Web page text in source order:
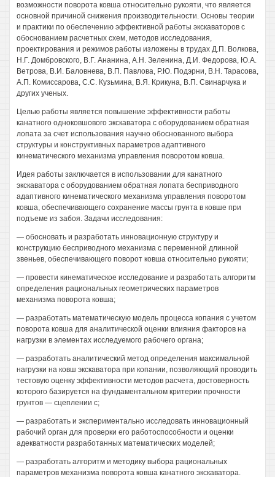
возможности поворота ковша относительно рукояти, что является
основной причиной снижения производительности. Основы теории
и практики по обеспечению эффективной работы экскаваторов с
обоснованием расчетных схем, методов исследования,
проектирования и режимов работы изложены в трудах Д.П. Волкова,
Н.Г. Домбровского, В.Г. Ананина, А.Н. Зеленина, Д.И. Федорова, Ю.А.
Ветрова, В.И. Баловнева, В.П. Павлова, Р.Ю. Подэрни, В.Н. Тарасова,
А.П. Комиссарова, С.С. Кузьмина, В.Я. Крикуна, В.П. Свинарчука и
других ученых.
Целью работы является повышение эффективности работы
канатного одноковшового экскаватора с оборудованием обратная
лопата за счет использования научно обоснованного выбора
структуры и конструктивных параметров адаптивного
кинематического механизма управления поворотом ковша.
Идея работы заключается в использовании для канатного
экскаватора с оборудованием обратная лопата бесприводного
адаптивного кинематического механизма управления поворотом
ковша, обеспечивающего сохранение массы грунта в ковше при
подъеме из забоя. Задачи исследования:
— обосновать и разработать инновационную структуру и
конструкцию бесприводного механизма с переменной длинной
звеньев, обеспечивающего поворот ковша относительно рукояти;
— провести кинематическое исследование и разработать алгоритм
определения рациональных геометрических параметров
механизма поворота ковша;
— разработать математическую модель процесса копания с учетом
поворота ковша для аналитической оценки влияния факторов на
нагрузки в элементах исследуемого рабочего органа;
— разработать аналитический метод определения максимальной
нагрузки на ковш экскаватора при копании, позволяющий проводить
тестовую оценку эффективности методов расчета, достоверность
которого базируется на фундаментальном критерии прочности
грунтов — сцеплении с;
— разработать и экспериментально исследовать инновационный
рабочий орган для проверки его работоспособности и оценки
адекватности разработанных математических моделей;
— разработать алгоритм и методику выбора рациональных
параметров механизма поворота ковша канатного экскаватора.